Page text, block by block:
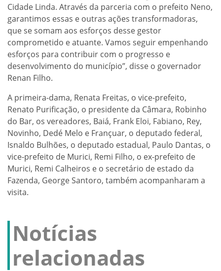
Cidade Linda. Através da parceria com o prefeito Neno,
garantimos essas e outras ações transformadoras,
que se somam aos esforços desse gestor
comprometido e atuante. Vamos seguir empenhando
esforços para contribuir com o progresso e
desenvolvimento do município”, disse o governador
Renan Filho.
A primeira-dama, Renata Freitas, o vice-prefeito,
Renato Purificação, o presidente da Câmara, Robinho
do Bar, os vereadores, Baiá, Frank Eloi, Fabiano, Rey,
Novinho, Dedé Melo e Françuar, o deputado federal,
Isnaldo Bulhões, o deputado estadual, Paulo Dantas, o
vice-prefeito de Murici, Remi Filho, o ex-prefeito de
Murici, Remi Calheiros e o secretário de estado da
Fazenda, George Santoro, também acompanharam a
visita.
Notícias
relacionadas